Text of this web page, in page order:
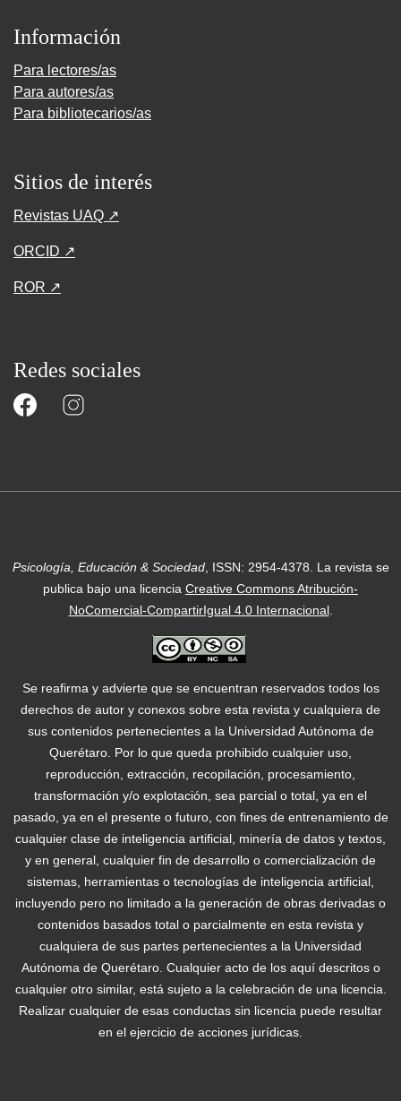
Información
Para lectores/as
Para autores/as
Para bibliotecarios/as
Sitios de interés
Revistas UAQ ↗
ORCID ↗
ROR ↗
Redes sociales
Psicología, Educación & Sociedad, ISSN: 2954-4378. La revista se
publica bajo una licencia Creative Commons Atribución-
NoComercial-CompartirIgual 4.0 Internacional.
Se reafirma y advierte que se encuentran reservados todos los
derechos de autor y conexos sobre esta revista y cualquiera de
sus contenidos pertenecientes a la Universidad Autónoma de
Querétaro. Por lo que queda prohibido cualquier uso,
reproducción, extracción, recopilación, procesamiento,
transformación y/o explotación, sea parcial o total, ya en el
pasado, ya en el presente o futuro, con fines de entrenamiento de
cualquier clase de inteligencia artificial, minería de datos y textos,
y en general, cualquier fin de desarrollo o comercialización de
sistemas, herramientas o tecnologías de inteligencia artificial,
incluyendo pero no limitado a la generación de obras derivadas o
contenidos basados total o parcialmente en esta revista y
cualquiera de sus partes pertenecientes a la Universidad
Autónoma de Querétaro. Cualquier acto de los aquí descritos o
cualquier otro similar, está sujeto a la celebración de una licencia.
Realizar cualquier de esas conductas sin licencia puede resultar
en el ejercicio de acciones jurídicas.